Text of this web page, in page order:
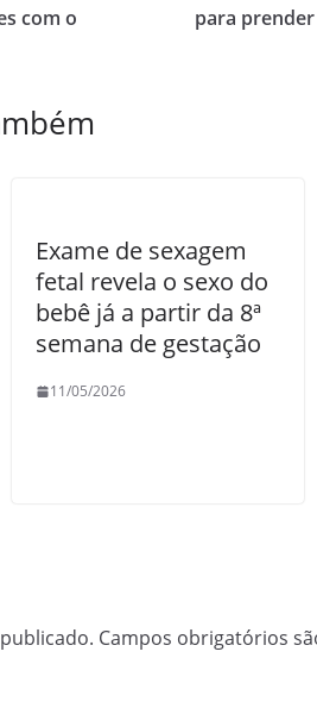
com o
para
Exame de sexagem
fetal revela o sexo do
bebê já a partir da 8ª
semana de gestação
11/05/2026
Campos obrigatórios